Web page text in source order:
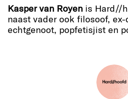
Kasper van Royen is Hard//
naast vader ook filosoof,
echtgenoot, popfetisjist en